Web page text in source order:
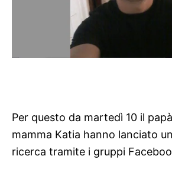
Per questo da martedì 10 il
mamma Katia hanno lanciato
ricerca tramite i gruppi